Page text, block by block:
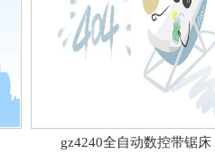
gz4240全自动数控带锯床